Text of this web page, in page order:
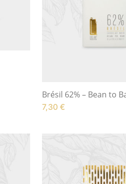
Brésil 62% – Bean to
7,30 €